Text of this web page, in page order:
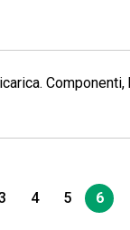
4 5 6